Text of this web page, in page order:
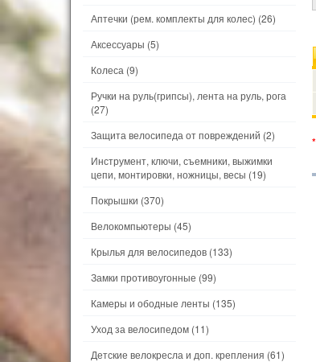
*
Аптечки (рем. комплекты для колес) (26)
Аксессуары (5)
Колеса (9)
Ручки на руль(грипсы), лента на руль, рога
(27)
Защита велосипеда от повреждений (2)
Инструмент, ключи, съемники, выжимки
цепи, монтировки, ножницы, весы (19)
Покрышки (370)
Велокомпьютеры (45)
Крылья для велосипедов (133)
Замки противоугонные (99)
Камеры и ободные ленты (135)
Уход за велосипедом (11)
Детские велокресла и доп. крепления (61)